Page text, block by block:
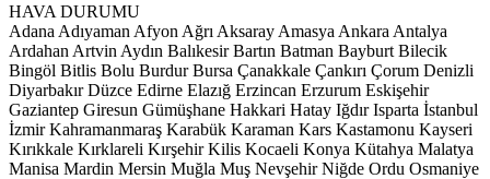
HAVA DURUMU
Adana Adıyaman Afyon Ağrı Aksaray Amasya Ankara Antalya
Ardahan Artvin Aydın Balıkesir Bartın Batman Bayburt Bilecik
Bingöl Bitlis Bolu Burdur Bursa Çanakkale Çankırı Çorum Denizli
Diyarbakır Düzce Edirne Elazığ Erzincan Erzurum Eskişehir
Gaziantep Giresun Gümüşhane Hakkari Hatay Iğdır Isparta İstanbul
İzmir Kahramanmaraş Karabük Karaman Kars Kastamonu Kayseri
Kırıkkale Kırklareli Kırşehir Kilis Kocaeli Konya Kütahya Malatya
Manisa Mardin Mersin Muğla Muş Nevşehir Niğde Ordu Osmaniye